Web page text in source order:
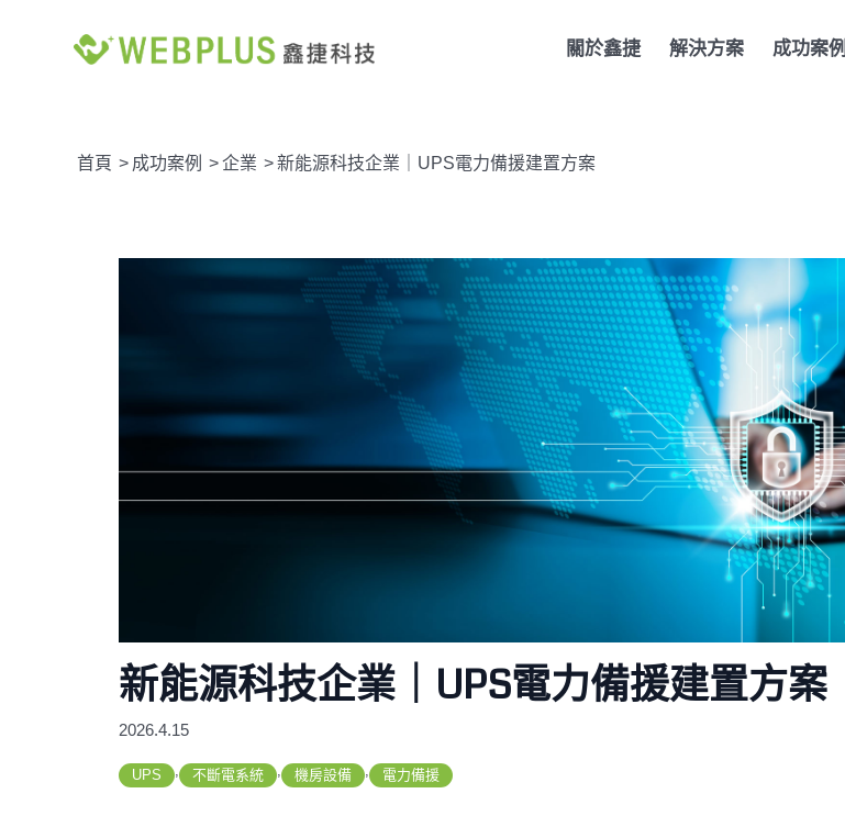
關於鑫捷 解決方案 成功案例
首頁 > 成功案例 >企業 >新能源科技企業｜UPS電力備援建置方案
新能源科技企業｜UPS電力備援建置方案
2026.4.15
UPS , 不斷電系統 , 機房設備 , 電力備援